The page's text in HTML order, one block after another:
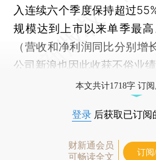
入连续六个季度保持超过
规模达到上市以来单季最
（营收和净利润同比分别增
公司新浪也因此收获不俗业绩
本文共计1718字 订
登录 后获取已订阅
财新通会员
可畅读全文
订阅